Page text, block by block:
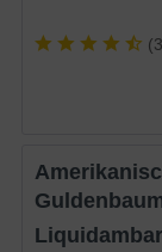
(
Amerikanischer Amberbaum /